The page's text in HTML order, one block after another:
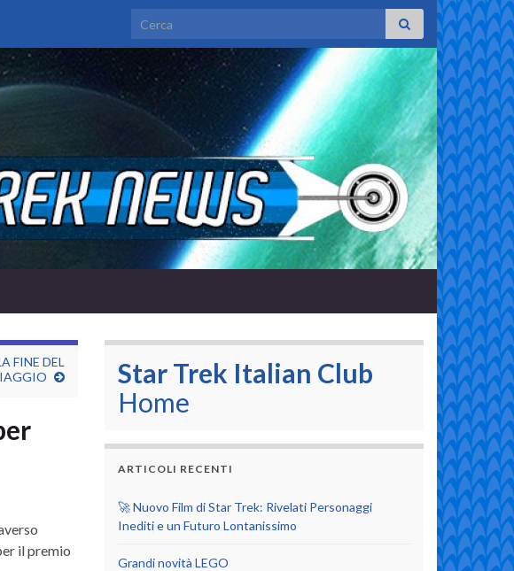
Search for:
FINE DEL
il premio
Star Trek Italian Club
Home
ARTICOLI RECENTI
🚀 Nuovo Film di Star Trek: Rivelati Personaggi
Inediti e un Futuro Lontanissimo
Grandi novità LEGO